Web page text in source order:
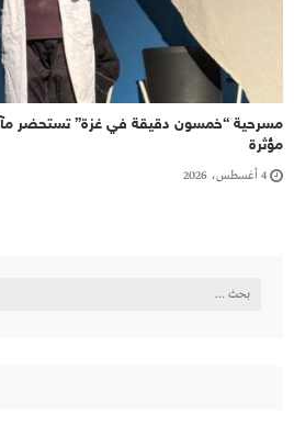
مسرحية “خمسون دقيقة في غزة” تستحضر
مؤثرة
4 أغسطس، 2026
البحث